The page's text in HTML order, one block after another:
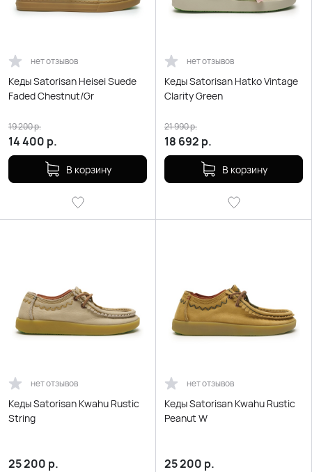
нет отзывов
Кеды Satorisan Heisei Suede
Faded Chestnut/Gr
14 400 р.
19 200р.
В корзину
нет отзывов
Кеды Satorisan Hatko Vintage
Clarity Green
18 692 р.
21 990р.
В корзину
нет отзывов
Кеды Satorisan Kwahu Rustic
String
25 200 р.
нет отзывов
Кеды Satorisan Kwahu Rustic
Peanut W
25 200 р.